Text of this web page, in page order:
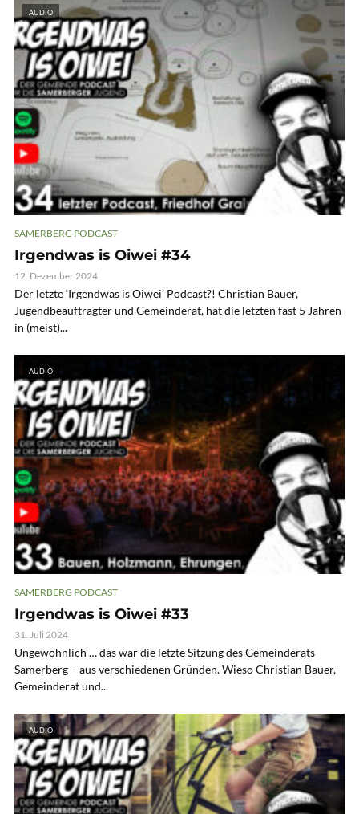
AUDIO
SAMERBERG PODCAST
Irgendwas is Oiwei #34
12. Dezember 2024
Der letzte ‘Irgendwas is Oiwei’ Podcast?! Christian Bauer,
Jugendbeauftragter und Gemeinderat, hat die letzten fast 5 Jahren
in (meist)...
AUDIO
SAMERBERG PODCAST
Irgendwas is Oiwei #33
31. Juli 2024
Ungewöhnlich … das war die letzte Sitzung des Gemeinderats
Samerberg – aus verschiedenen Gründen. Wieso Christian Bauer,
Gemeinderat und...
AUDIO